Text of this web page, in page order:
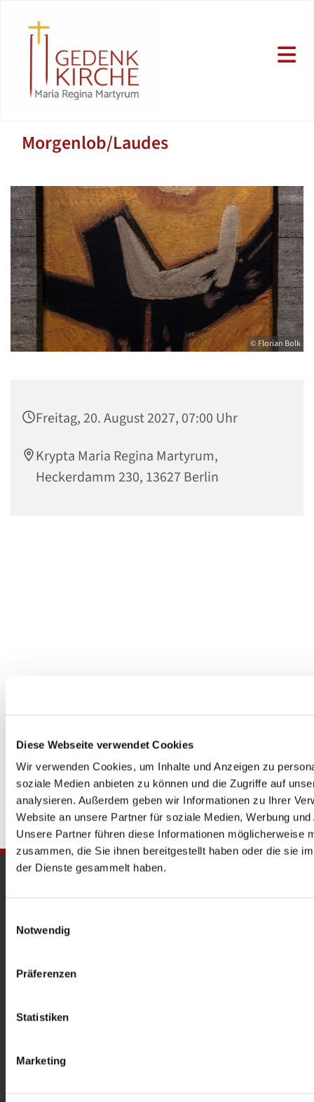
Diese Webseite verwendet Cookies
Wir verwenden Cookies, um Inhalte und Anzeigen zu
soziale Medien anbieten zu können und die Zugriffe auf
analysieren. Außerdem geben wir Informationen zu Ihrer
Website an unsere Partner für soziale Medien, Werbung
Unsere Partner führen diese Informationen möglicherweise
zusammen, die Sie ihnen bereitgestellt haben oder die sie
der Dienste gesammelt haben.
Notwendig
Präferenzen
Statistiken
Marketing
Morgenlob/Laudes
© Florian Bolk
Freitag, 20. August 2027, 07:00 Uhr
Krypta Maria Regina Martyrum,
Heckerdamm 230, 13627 Berlin
Heckerdamm 230, 13627 Berlin |
Offene Kirche: Täglich 08-18 Uhr